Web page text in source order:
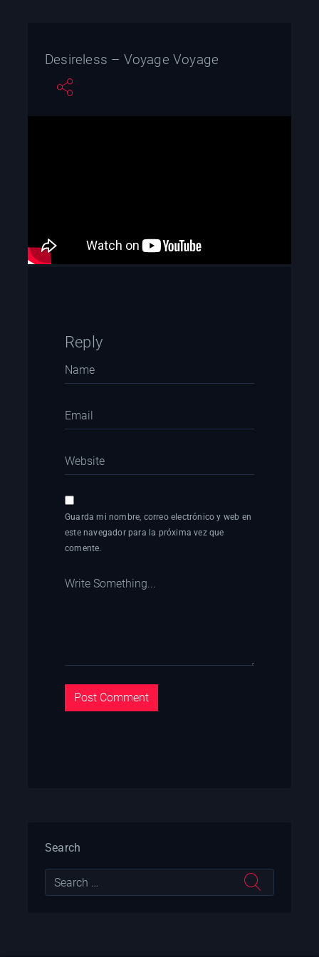
Desireless – Voyage Voyage
Reply
Guarda mi nombre, correo electrónico y web en
este navegador para la próxima vez que
comente.
Search